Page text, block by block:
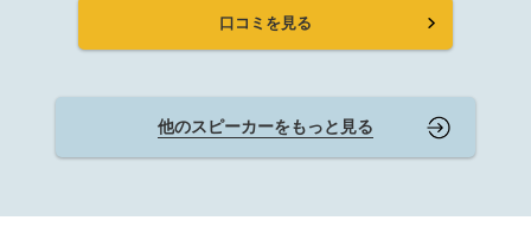
口コミを見る
他のスピーカーをもっと見る